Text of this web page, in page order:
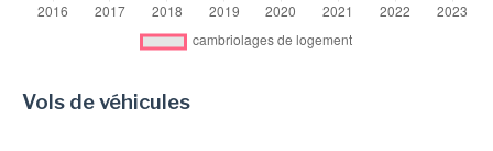
Vols de véhicules